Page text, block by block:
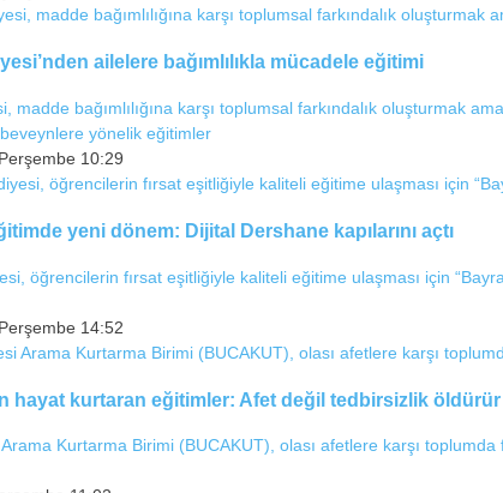
ailelere bağımlılıkla mücadele eğitimi
madde bağımlılığına karşı toplumsal farkındalık oluşturmak
yönelik eğitimler
10:29
yeni dönem: Dijital Dershane kapılarını açtı
öğrencilerin fırsat eşitliğiyle kaliteli eğitime ulaşması için
14:52
hayat kurtaran eğitimler: Afet değil tedbirsizlik öldürür
Kurtarma Birimi (BUCAKUT), olası afetlere karşı toplumda